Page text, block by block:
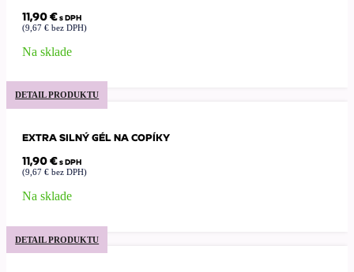
11,90€s DPH
(9,67 € bez DPH)
Na sklade
DETAIL PRODUKTU
EXTRA SILNÝ GÉL NA COPÍKY
11,90€s DPH
(9,67 € bez DPH)
Na sklade
DETAIL PRODUKTU